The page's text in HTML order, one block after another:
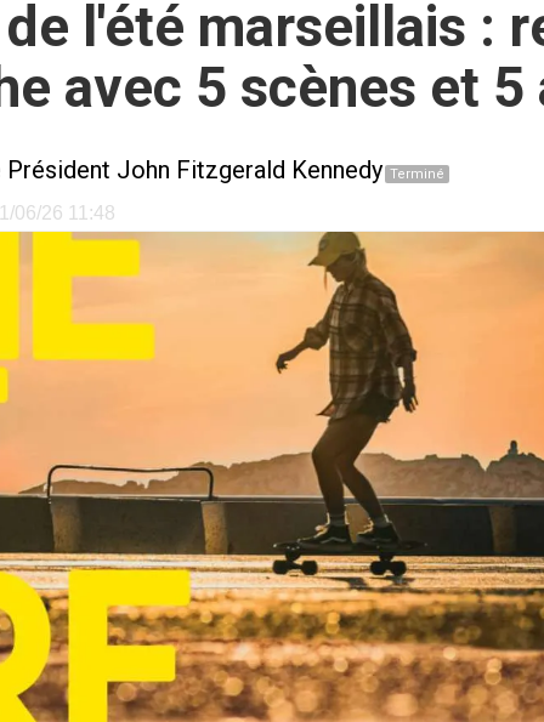
l'été marseillais :
avec 5 scènes et
Président John Fitzgerald Kennedy Terminé
06/26 11:48